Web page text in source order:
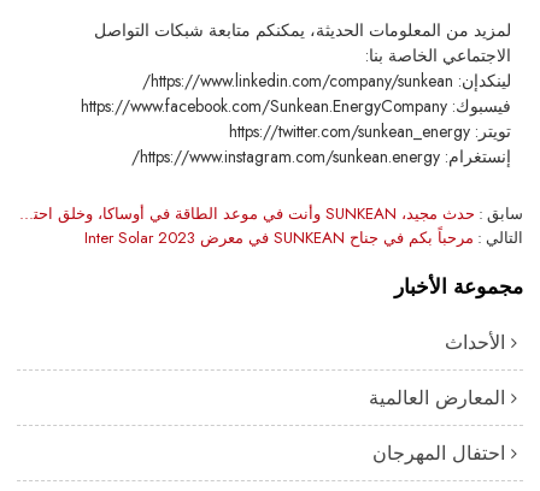
لمزيد من المعلومات الحديثة، يمكنكم متابعة شبكات التواصل
الاجتماعي الخاصة بنا:
لينكدإن: https://www.linkedin.com/company/sunkean/
فيسبوك: https://www.facebook.com/Sunkean.EnergyCompany
تويتر: https://twitter.com/sunkean_energy
إنستغرام: https://www.instagram.com/sunkean.energy/
سابق
حدث مجيد، SUNKEAN وأنت في موعد الطاقة في أوساكا، وخلق احتياجات العالم الأخضر!
التالي مرحباً بكم في جناح SUNKEAN في معرض Inter Solar 2023
مجموعة الأخبار
الأحداث
المعارض العالمية
احتفال المهرجان